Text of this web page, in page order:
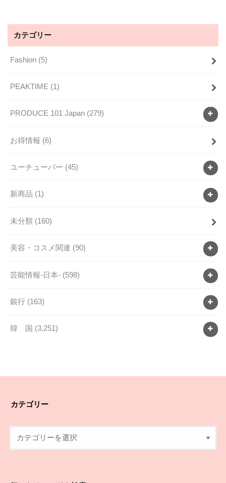
カテゴリー
Fashion (5)
PEAKTIME (1)
PRODUCE 101 Japan (279)
お得情報 (6)
ユーチューバー (45)
新商品 (1)
未分類 (160)
美容・コスメ関連 (90)
芸能情報-日本- (598)
銀行 (163)
韓 国 (3,251)
カテゴリー